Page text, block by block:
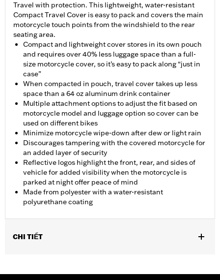
Travel with protection. This lightweight, water-resistant
Compact Travel Cover is easy to pack and covers the main
motorcycle touch points from the windshield to the rear
seating area.
Compact and lightweight cover stores in its own pouch
and requires over 40% less luggage space than a full-
size motorcycle cover, so it’s easy to pack along “just in
case”
When compacted in pouch, travel cover takes up less
space than a 64 oz aluminum drink container
Multiple attachment options to adjust the fit based on
motorcycle model and luggage option so cover can be
used on different bikes
Minimize motorcycle wipe-down after dew or light rain
Discourages tampering with the covered motorcycle for
an added layer of security
Reflective logos highlight the front, rear, and sides of
vehicle for added visibility when the motorcycle is
parked at night offer peace of mind
Made from polyester with a water-resistant
polyurethane coating
CHI TIẾT